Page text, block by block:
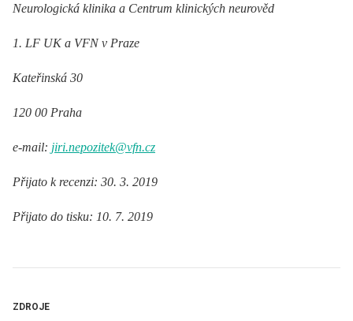
Neurologická klinika a Centrum klinických neurověd
1. LF UK a VFN v Praze
Kateřinská 30
120 00 Praha
e-mail: jiri.nepozitek@vfn.cz
Přijato k recenzi: 30. 3. 2019
Přijato do tisku: 10. 7. 2019
ZDROJE